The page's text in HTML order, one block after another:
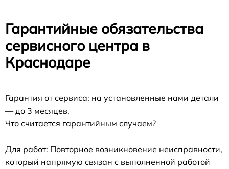
Гарантийные обязательства
сервисного центра в
Краснодаре
Гарантия от сервиса: на установленные нами детали
— до 3 месяцев.
Что считается гарантийным случаем?
Для работ: Повторное возникновение неисправности,
который напрямую связан с выполненной работой